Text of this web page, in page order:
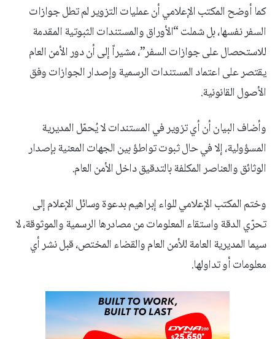
كما أوضح المكتب الإعلامي أن عمليات التزوير لم تطل جوازات
السفر نفسها، بل شملت “الأوراق والمستندات الثبوتية المقدمة
للاستحصال على جوازات السفر”، مشيراً إلى أن دور الأمن العام
يقتصر على اعتماد المستندات الرسمية وإصدار الجوازات وفق
الأصول القانونية.
وأضاف البيان أن أي تزوير في المستندات لا يُحمّل المديرية
المسؤولية، إلا في حال ثبوت تواطؤ بين الجهات المعنية بإصدار
الوثائق والعناصر المكلفة بالتدقيق داخل الأمن العام.
وختم المكتب الإعلامي للواء إبراهيم بدعوة وسائل الإعلام إلى
تحرّي الدقة واستقاء المعلومات من مصادرها الرسمية والموثوقة، لا
سيما المديرية العامة للأمن العام والقضاء المختص، قبل نشر أي
معلومات أو تداولها.